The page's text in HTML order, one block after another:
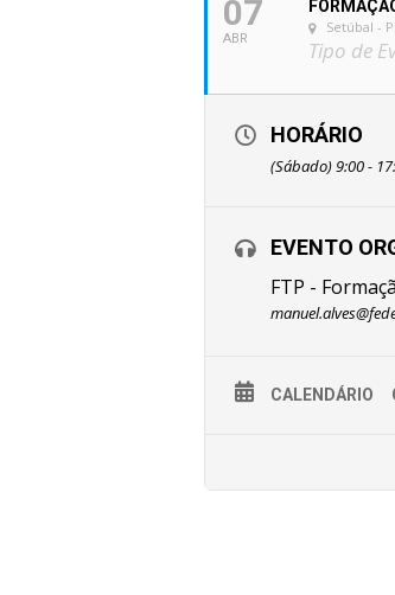
07
ABR
Setúbal -
Tipo de
HORÁRIO
(Sábado) 9:00 -
EVENTO
FTP -
CALENDÁRIO